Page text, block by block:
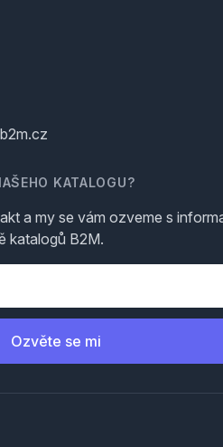
KATALOGU?
a my se vám ozveme s
katalogů B2M.
Ozvěte se mi